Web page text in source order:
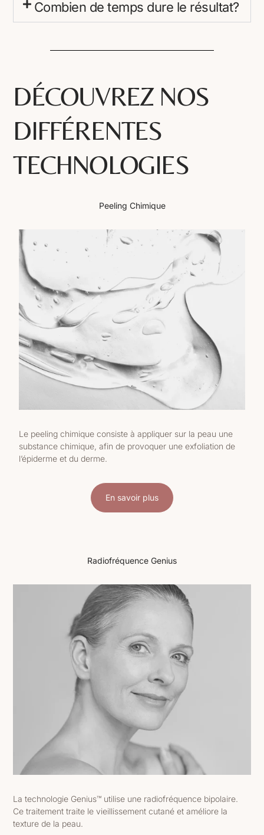
Combien de temps dure le résultat?
DÉCOUVREZ NOS
DIFFÉRENTES
TECHNOLOGIES
Peeling Chimique
Le peeling chimique consiste à appliquer sur la peau une
substance chimique, afin de provoquer une exfoliation de
l’épiderme et du derme.
En savoir plus
Radiofréquence Genius
La technologie Genius™ utilise une radiofréquence bipolaire.
Ce traitement traite le vieillissement cutané et améliore la
texture de la peau.